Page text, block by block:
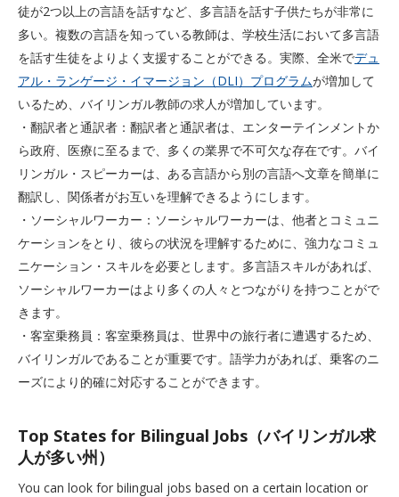
徒が2つ以上の言語を話すなど、多言語を話す子供たちが非常に
多い。複数の言語を知っている教師は、学校生活において多言語
を話す生徒をよりよく支援することができる。実際、全米でデュ
アル・ランゲージ・イマージョン（DLI）プログラムが増加して
いるため、バイリンガル教師の求人が増加しています。
・翻訳者と通訳者：翻訳者と通訳者は、エンターテインメントか
ら政府、医療に至るまで、多くの業界で不可欠な存在です。バイ
リンガル・スピーカーは、ある言語から別の言語へ文章を簡単に
翻訳し、関係者がお互いを理解できるようにします。
・ソーシャルワーカー：ソーシャルワーカーは、他者とコミュニ
ケーションをとり、彼らの状況を理解するために、強力なコミュ
ニケーション・スキルを必要とします。多言語スキルがあれば、
ソーシャルワーカーはより多くの人々とつながりを持つことがで
きます。
・客室乗務員：客室乗務員は、世界中の旅行者に遭遇するため、
バイリンガルであることが重要です。語学力があれば、乗客のニ
ーズにより的確に対応することができます。
Top States for Bilingual Jobs（バイリンガル求
人が多い州）
You can look for bilingual jobs based on a certain location or